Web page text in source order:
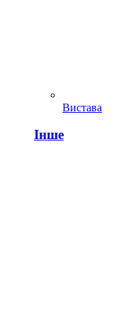
Вистава
Інше